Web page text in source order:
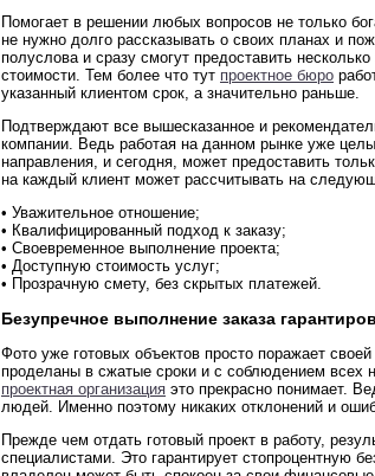
Помогает в решении любых вопросов не только
не нужно долго рассказывать о своих планах и
полуслова и сразу смогут предоставить
стоимости. Тем более что тут проектное бюро
указанный клиентом срок, а значительно раньше.
Подтверждают все вышесказанное и
компании. Ведь работая на данном рынке уже
направления, и сегодня, может предоставить
на каждый клиент может рассчитывать на
• Уважительное отношение;
• Квалифицированный подход к заказу;
• Своевременное выполнение проекта;
• Доступную стоимость услуг;
• Прозрачную смету, без скрытых платежей.
Безупречное выполнение заказа
Фото уже готовых объектов просто поражает
проделаны в сжатые сроки и с соблюдением всех
проектная организация это прекрасно понимает.
людей. Именно поэтому никаких отклонений и
Прежде чем отдать готовый проект в работу,
специалистами. Это гарантирует стопроцентную